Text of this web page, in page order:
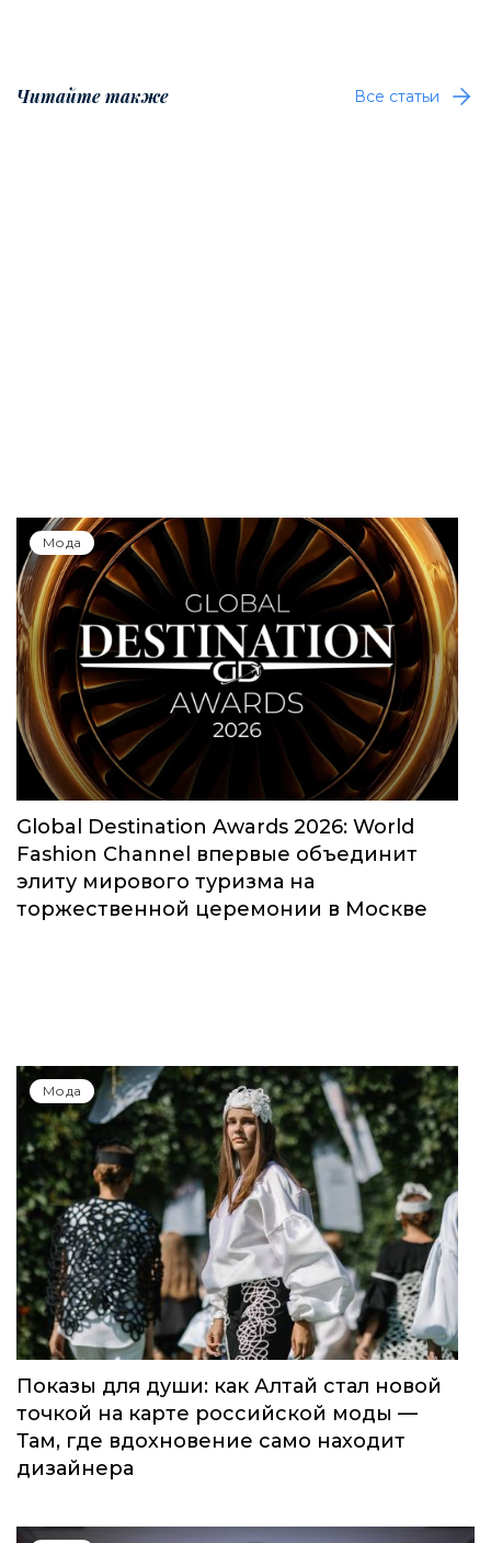
Читайте также Все статьи
Мода
Global Destination Awards 2026: World
Fashion Channel впервые объединит
элиту мирового туризма на
торжественной церемонии в Москве
Мода
Показы для души: как Алтай стал новой
точкой на карте российской моды —
Там, где вдохновение само находит
дизайнера